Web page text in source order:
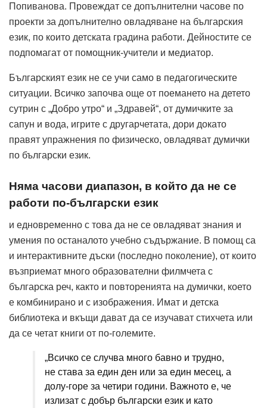
Попиванова. Провеждат се допълнителни часове по
проекти за допълнително овладяване на българския
език, по които детската градина работи. Дейностите се
подпомагат от помощник-учители и медиатор.
Българският език не се учи само в педагогическите
ситуации. Всичко започва още от поемането на детето
сутрин с „Добро утро“ и „Здравей“, от думичките за
сапун и вода, игрите с другарчетата, дори докато
правят упражнения по физическо, овладяват думички
по български език.
Няма часови диапазон, в който да не се
работи по-български език
и едновременно с това да не се овладяват знания и
умения по останалото учебно съдържание. В помощ са
и интерактивните дъски (последно поколение), от които
възприемат много образователни филмчета с
българска реч, както и повторенията на думички, което
е комбинирано и с изображения. Имат и детска
библиотека и вкъщи дават да се изучават стихчета или
да се четат книги от по-големите.
„Всичко се случва много бавно и трудно,
не става за един ден или за един месец, а
долу-горе за четири години. Важното е, че
излизат с добър български език и като